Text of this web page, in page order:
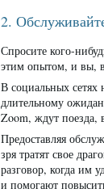
2.
Спросите кого-
этим опытом, и вы,
В социальных
длительному
Zoom, ждут поезда,
Предоставляя
зря тратят свое
разговор, когда им
и помогают